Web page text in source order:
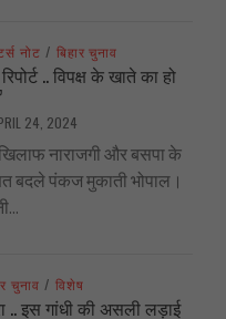
नोट / बिहार चुनाव
.. विपक्ष के खाते का हो
24, 2024
नाराजगी और बसपा के
बदले पंकज मुकाती भोपाल।
चुनाव / विशेष
.. इस गांधी की असली लड़ाई